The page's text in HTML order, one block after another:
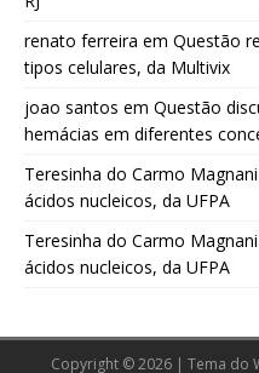
renato ferreira em Questão
tipos celulares, da Multivix
joao santos em Questão
hemácias em diferentes
Teresinha do Carmo Magnani
ácidos nucleicos, da UFPA
Teresinha do Carmo Magnani
ácidos nucleicos, da UFPA
Copyright © 2026 | Tema do